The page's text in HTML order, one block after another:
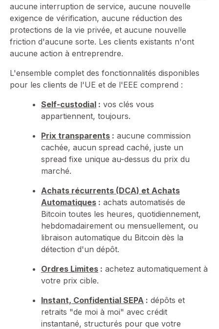
aucune interruption de service, aucune nouvelle
exigence de vérification, aucune réduction des
protections de la vie privée, et aucune nouvelle
friction d'aucune sorte. Les clients existants n'ont
aucune action à entreprendre.
L'ensemble complet des fonctionnalités disponibles
pour les clients de l'UE et de l'EEE comprend :
Self-custodial : vos clés vous
appartiennent, toujours.
Prix transparents : aucune commission
cachée, aucun spread caché, juste un
spread fixe unique au-dessus du prix du
marché.
Achats récurrents (DCA) et Achats
Automatiques : achats automatisés de
Bitcoin toutes les heures, quotidiennement,
hebdomadairement ou mensuellement, ou
libraison automatique du Bitcoin dès la
détection d'un dépôt.
Ordres Limites : achetez automatiquement à
votre prix cible.
Instant, Confidential SEPA : dépôts et
retraits "de moi à moi" avec crédit
instantané, structurés pour que votre